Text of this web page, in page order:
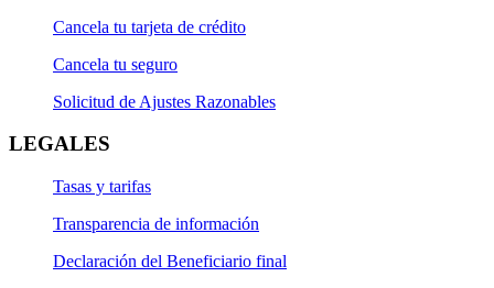
Cancela tu tarjeta de crédito
Cancela tu seguro
Solicitud de Ajustes Razonables
LEGALES
Tasas y tarifas
Transparencia de información
Declaración del Beneficiario final